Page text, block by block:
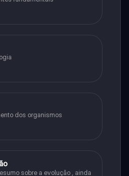
dos organismos
sobre a evolução , ainda